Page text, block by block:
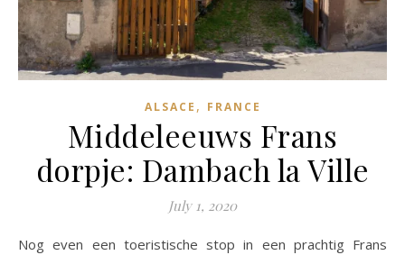
ALSACE , FRANCE
Middeleeuws Frans
dorpje: Dambach la Ville
July 1, 2020
Nog even een toeristische stop in een prachtig Frans